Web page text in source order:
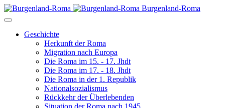
Burgenland-Roma
Geschichte
Herkunft der Roma
Migration nach Europa
Die Roma im 15. - 17. Jhdt
Die Roma im 17. - 18. Jhdt
Die Roma in der 1. Republik
Nationalsozialismus
Rückkehr der Überlebenden
Situation der Roma nach 1945